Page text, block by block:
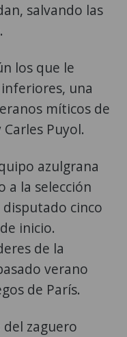
salvando las
los que le
una
míticos de
Puyol.
azulgrana
a la selección
cinco
inicio.
de la
verano
de París.
zaguero